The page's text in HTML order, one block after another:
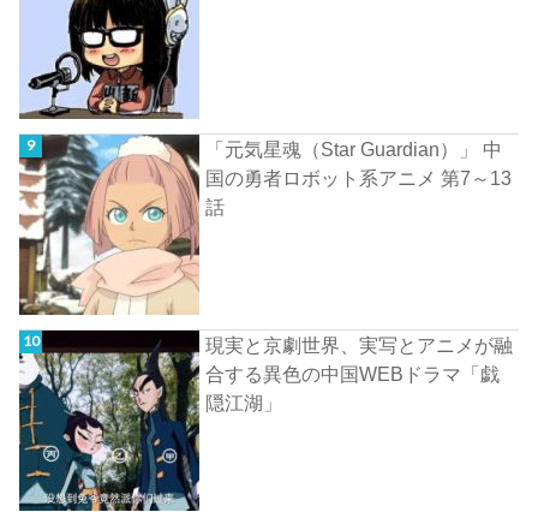
「元気星魂（Star Guardian）」 中
国の勇者ロボット系アニメ 第7～13
話
現実と京劇世界、実写とアニメが融
合する異色の中国WEBドラマ「戯
隠江湖」